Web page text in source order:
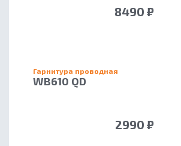
8490 ₽
Гарнитура проводная
WB610 QD
2990 ₽